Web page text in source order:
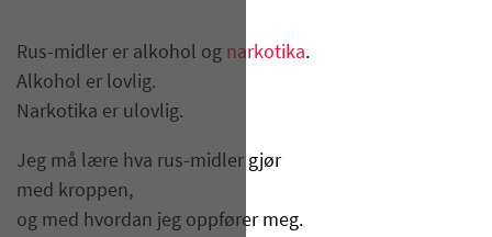
Rus-midler er alkohol og narkotika.
Alkohol er lovlig.
Narkotika er ulovlig.
Jeg må lære hva rus-midler gjør
med kroppen,
og med hvordan jeg oppfører meg.